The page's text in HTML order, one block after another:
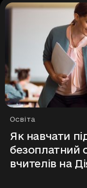
Рубрики
Освіта
Як навчати
безоплатний
вчителів на